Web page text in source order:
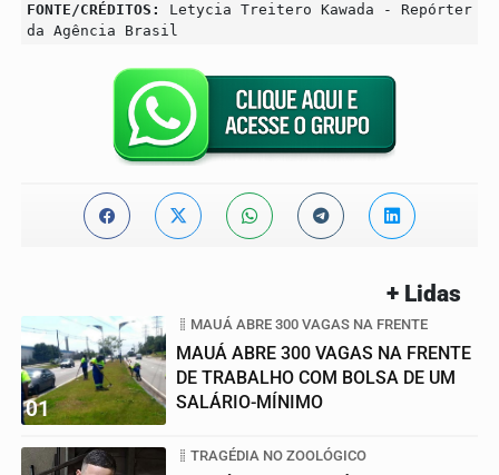
FONTE/CRÉDITOS:
Letycia Treitero Kawada - Repórter
da Agência Brasil
+ Lidas
01
MAUÁ ABRE 300 VAGAS NA FRENTE
MAUÁ ABRE 300 VAGAS NA FRENTE
DE TRABALHO COM BOLSA DE UM
SALÁRIO-MÍNIMO
TRAGÉDIA NO ZOOLÓGICO